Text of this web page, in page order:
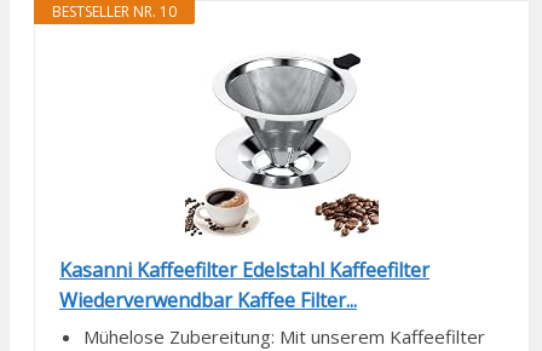
BESTSELLER NR. 10
Kasanni Kaffeefilter Edelstahl Kaffeefilter
Wiederverwendbar Kaffee Filter...
Mühelose Zubereitung: Mit unserem Kaffeefilter